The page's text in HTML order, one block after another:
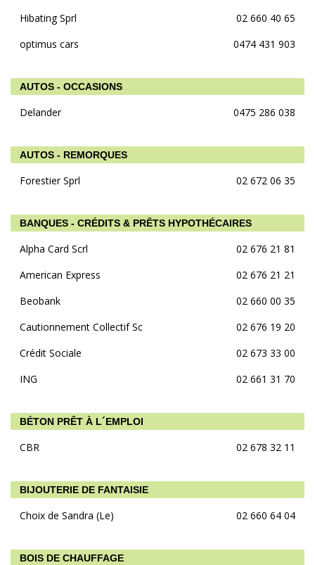
Hibating Sprl
02 660 40 65
optimus cars
0474 431 903
AUTOS - OCCASIONS
Delander 0475 286 038
AUTOS - REMORQUES
Forestier Sprl 02 672 06 35
BANQUES - CRÉDITS & PRÊTS HYPOTHÉCAIRES
Alpha Card Scrl
02 676 21 81
American Express
02 676 21 21
Beobank
02 660 00 35
Cautionnement Collectif Sc
02 676 19 20
Crédit Sociale
02 673 33 00
ING
02 661 31 70
BÉTON PRÊT À L´EMPLOI
CBR 02 678 32 11
BIJOUTERIE DE FANTAISIE
Choix de Sandra (Le) 02 660 64 04
BOIS DE CHAUFFAGE